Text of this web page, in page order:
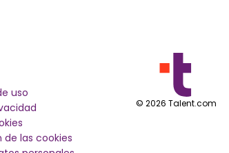
uso
las cookies
© 2026 Talent.com